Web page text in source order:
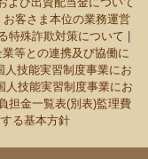
お客さま本位の業務運営
特殊詐欺対策について
業等との連携及び協働に
人技能実習制度事業にお
人技能実習制度事業にお
担金一覧表(別表)監理費
る基本方針